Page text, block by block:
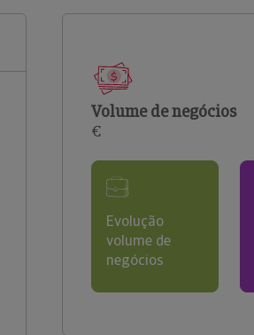
Volume de negócios
€
Evolução
volume de
negócios